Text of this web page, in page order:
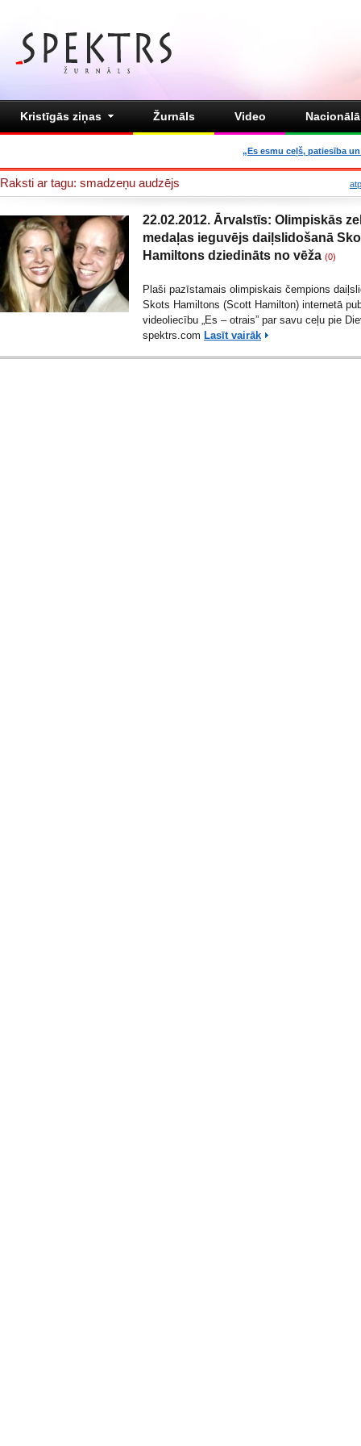
Kristīgās ziņas Žurnāls Video
„Es esmu ceļš, patiesība
Raksti ar tagu: smadzeņu audzējs
22.02.2012. Ārvalstīs: Olimpiskās
medaļas ieguvējs daiļslidošanā
Hamiltons dziedināts no vēža (0)
Plaši pazīstamais olimpiskais čempions
Skots Hamiltons (Scott Hamilton) internetā
videoliecību „Es – otrais” par savu ceļu pie
spektrs.com Lasīt vairāk